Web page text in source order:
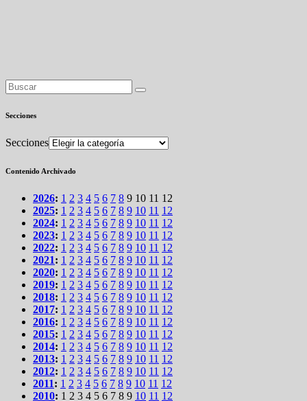
Secciones
Secciones
Contenido Archivado
2026: 1 2 3 4 5 6 7 8 9 10 11 12
2025: 1 2 3 4 5 6 7 8 9 10 11 12
2024: 1 2 3 4 5 6 7 8 9 10 11 12
2023: 1 2 3 4 5 6 7 8 9 10 11 12
2022: 1 2 3 4 5 6 7 8 9 10 11 12
2021: 1 2 3 4 5 6 7 8 9 10 11 12
2020: 1 2 3 4 5 6 7 8 9 10 11 12
2019: 1 2 3 4 5 6 7 8 9 10 11 12
2018: 1 2 3 4 5 6 7 8 9 10 11 12
2017: 1 2 3 4 5 6 7 8 9 10 11 12
2016: 1 2 3 4 5 6 7 8 9 10 11 12
2015: 1 2 3 4 5 6 7 8 9 10 11 12
2014: 1 2 3 4 5 6 7 8 9 10 11 12
2013: 1 2 3 4 5 6 7 8 9 10 11 12
2012: 1 2 3 4 5 6 7 8 9 10 11 12
2011: 1 2 3 4 5 6 7 8 9 10 11 12
2010: 1 2 3 4 5 6 7 8 9 10 11 12